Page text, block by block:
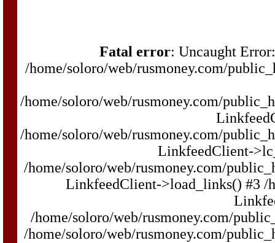
Fatal error: Uncaught
/home/soloro/web/rusmoney.com/
/home/soloro/web/rusmoney.com/
/home/soloro/web/rusmoney.com/
LinkfeedClient-
/home/soloro/web/rusmoney.com/
LinkfeedClient->load_links() #3 /
/home/soloro/web/rusmoney.com/
/home/soloro/web/rusmoney.com/